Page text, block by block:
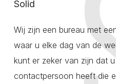
Solid
Wij zijn een bureau met
waar u elke dag van de
kunt er zeker van zijn dat
contactpersoon heeft die